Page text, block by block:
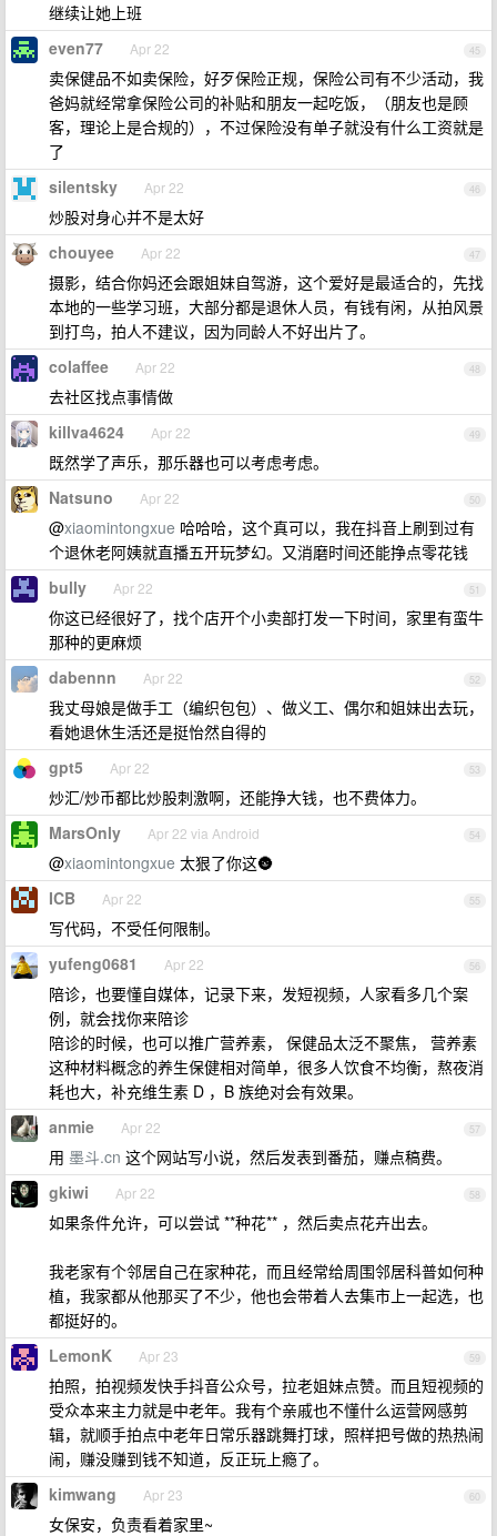
继续让她上班
45
even77 Apr 22
卖保健品不如卖保险，好歹保险正规，保险公司有不少活动，我
爸妈就经常拿保险公司的补贴和朋友一起吃饭，（朋友也是顾
客，理论上是合规的），不过保险没有单子就没有什么工资就是
了
46
silentsky Apr 22
炒股对身心并不是太好
47
chouyee Apr 22
摄影，结合你妈还会跟姐妹自驾游，这个爱好是最适合的，先找
本地的一些学习班，大部分都是退休人员，有钱有闲，从拍风景
到打鸟，拍人不建议，因为同龄人不好出片了。
48
colaffee Apr 22
去社区找点事情做
49
killva4624 Apr 22
既然学了声乐，那乐器也可以考虑考虑。
50
Natsuno Apr 22
@xiaomintongxue 哈哈哈，这个真可以，我在抖音上刷到过有
个退休老阿姨就直播五开玩梦幻。又消磨时间还能挣点零花钱
51
bully Apr 22
你这已经很好了，找个店开个小卖部打发一下时间，家里有蛮牛
那种的更麻烦
52
dabennn Apr 22
我丈母娘是做手工（编织包包）、做义工、偶尔和姐妹出去玩，
看她退休生活还是挺怡然自得的
53
gpt5 Apr 22
炒汇/炒币都比炒股刺激啊，还能挣大钱，也不费体力。
54
MarsOnly Apr 22 via Android
@xiaomintongxue 太狠了你这🌚
55
ICB Apr 22
写代码，不受任何限制。
56
yufeng0681 Apr 22
陪诊，也要懂自媒体，记录下来，发短视频，人家看多几个案
例，就会找你来陪诊
陪诊的时候，也可以推广营养素， 保健品太泛不聚焦， 营养素
这种材料概念的养生保健相对简单，很多人饮食不均衡，熬夜消
耗也大，补充维生素 D ，B 族绝对会有效果。
57
anmie Apr 22
用 墨斗.cn 这个网站写小说，然后发表到番茄，赚点稿费。
58
gkiwi Apr 22
如果条件允许，可以尝试 **种花** ，然后卖点花卉出去。
我老家有个邻居自己在家种花，而且经常给周围邻居科普如何种
植，我家都从他那买了不少，他也会带着人去集市上一起选，也
都挺好的。
59
LemonK Apr 23
拍照，拍视频发快手抖音公众号，拉老姐妹点赞。而且短视频的
受众本来主力就是中老年。我有个亲戚也不懂什么运营网感剪
辑，就顺手拍点中老年日常乐器跳舞打球，照样把号做的热热闹
闹，赚没赚到钱不知道，反正玩上瘾了。
60
kimwang Apr 23
女保安，负责看着家里~